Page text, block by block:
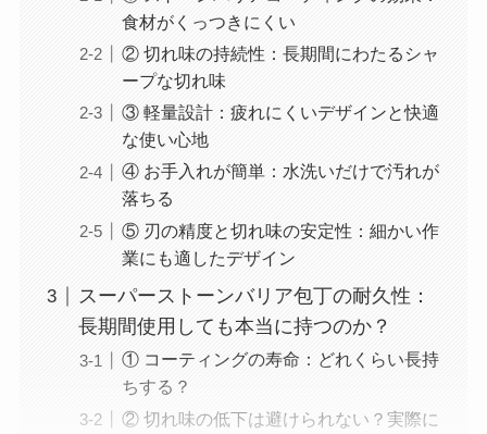
食材がくっつきにくい
② 切れ味の持続性：長期間にわたるシャ
ープな切れ味
③ 軽量設計：疲れにくいデザインと快適
な使い心地
④ お手入れが簡単：水洗いだけで汚れが
落ちる
⑤ 刃の精度と切れ味の安定性：細かい作
業にも適したデザイン
スーパーストーンバリア包丁の耐久性：
長期間使用しても本当に持つのか？
① コーティングの寿命：どれくらい長持
ちする？
② 切れ味の低下は避けられない？実際に